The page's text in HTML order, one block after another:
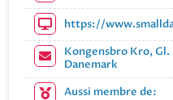
https://
Kongensbro Kro, Gl.
Danemark
Aussi membre de: